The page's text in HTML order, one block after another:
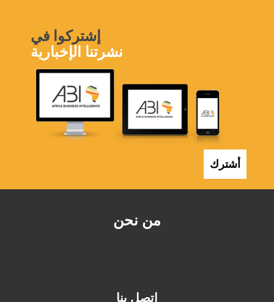
من نحن
اتصل بنا
إشتركوا في
نشرتنا الإخبارية
أشترك